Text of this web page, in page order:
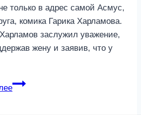
только в адрес самой Асмус,
комика Гарика Харламова.
заслужил уважение,
жену и заявив, что у
Развод